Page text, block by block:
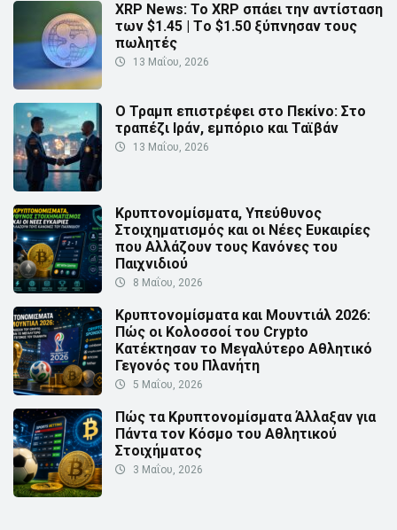
XRP News: Το XRP σπάει την αντίσταση
των $1.45 | Τo $1.50 ξύπνησαν τους
πωλητές
13 Μαΐου, 2026
Ο Τραμπ επιστρέφει στο Πεκίνο: Στο
τραπέζι Ιράν, εμπόριο και Ταϊβάν
13 Μαΐου, 2026
Κρυπτονομίσματα, Υπεύθυνος
Στοιχηματισμός και οι Νέες Ευκαιρίες
που Αλλάζουν τους Κανόνες του
Παιχνιδιού
8 Μαΐου, 2026
Κρυπτονομίσματα και Μουντιάλ 2026:
Πώς οι Κολοσσοί του Crypto
Κατέκτησαν το Μεγαλύτερο Αθλητικό
Γεγονός του Πλανήτη
5 Μαΐου, 2026
Πώς τα Κρυπτονομίσματα Άλλαξαν για
Πάντα τον Κόσμο του Αθλητικού
Στοιχήματος
3 Μαΐου, 2026